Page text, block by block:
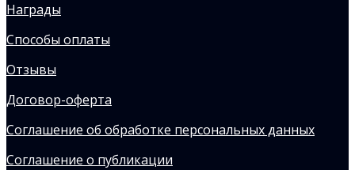
Награды
Способы оплаты
Отзывы
Договор-оферта
Соглашение об обработке персональных данных
Соглашение о публикации